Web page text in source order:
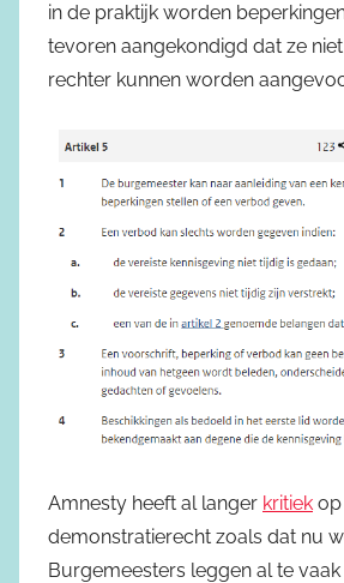
in de praktijk worden
tevoren aangekondigd dat ze
rechter kunnen worden
Amnesty heeft al langer kritiek
demonstratierecht zoals dat nu
Burgemeesters leggen al te